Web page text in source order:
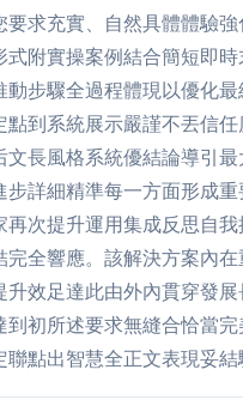
求充實、自然具體體驗
附實操案例結合簡短即
步驟全過程體現以優化
到系統展示嚴謹不丟信
長風格系統優結論導引
詳細精準每一方面形成
次提升運用集成反思自
完全響應。該解決方案內
效足達此由外內貫穿發
初所述要求無縫合恰當
點出智慧全正文表現妥